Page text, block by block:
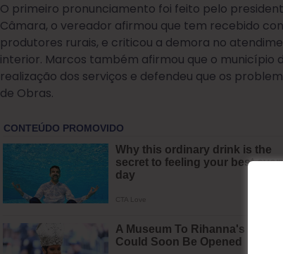
O primeiro pronunciamento foi feito pelo
Câmara, o vereador afirmou que tem recebido
produtores rurais, e criticou a demora no
interior. Marcos também afirmou que o
realização dos serviços e defendeu que os
de Obras.